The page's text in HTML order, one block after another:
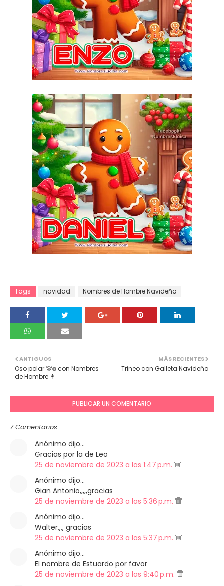
Tags navidad Nombres de Hombre Navideño
MÁS RECIENTES
Trineo con Galleta Navideña
ANTIGUOS
Oso polar 🐻‍❄️ con Nombres
de Hombre 👨
PUBLICAR UN COMENTARIO
7 Comentarios
Anónimo dijo…
Gracias por la de Leo
25 de noviembre de 2023 a las 1:47 p.m.
Anónimo dijo…
Gian Antonio,,,,,gracias
25 de noviembre de 2023 a las 5:36 p.m.
Anónimo dijo…
Walter,,,, gracias
25 de noviembre de 2023 a las 5:37 p.m.
Anónimo dijo…
El nombre de Estuardo por favor
25 de noviembre de 2023 a las 9:40 p.m.